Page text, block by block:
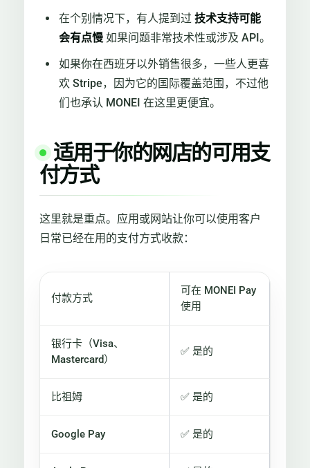
在个别情况下，有人提到过 技术支持可能
会有点慢 如果问题非常技术性或涉及 API。
如果你在西班牙以外销售很多，一些人更喜
欢 Stripe，因为它的国际覆盖范围，不过他
们也承认 MONEI 在这里更便宜。
适用于你的网店的可用支
付方式
这里就是重点。应用或网站让你可以使用客户
日常已经在用的支付方式收款：
付款方式
可在 MONEI Pay
使用
银行卡（Visa、
Mastercard）
✅ 是的
比祖姆 ✅ 是的
Google Pay ✅ 是的